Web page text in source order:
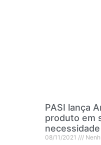
PASI lança
produto em
08/11/2021